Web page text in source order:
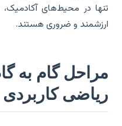
در محیط‌های آکادمیک،
و ضروری هستند.
گام به گام
کاربردی